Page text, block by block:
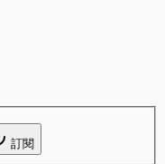
訂閱